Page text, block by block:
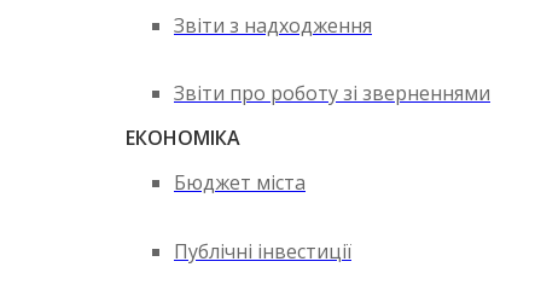
Звіти з надходження
Звіти про роботу зі зверненнями
ЕКОНОМІКА
Бюджет міста
Публічні інвестиції